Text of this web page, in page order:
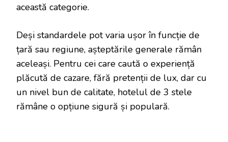
această categorie.
Deși standardele pot varia ușor în funcție de
țară sau regiune, așteptările generale rămân
aceleași. Pentru cei care caută o experiență
plăcută de cazare, fără pretenții de lux, dar cu
un nivel bun de calitate, hotelul de 3 stele
rămâne o opțiune sigură și populară.